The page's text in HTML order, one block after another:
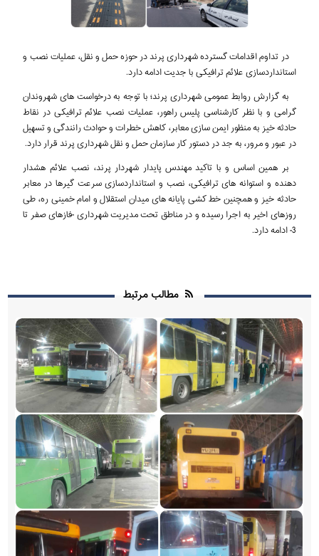
در تداوم اقدامات گسترده شهرداری پرند در حوزه حمل و نقل، عملیات نصب و
استانداردسازی علائم ترافیکی با جدیت ادامه دارد.
به گزارش روابط عمومی شهرداری پرند؛ با توجه به درخواست های شهروندان
گرامی و با نظر کارشناسی پلیس راهور، عملیات نصب علائم ترافیکی در نقاط
حادثه خیز به منظور ایمن سازی معابر، کاهش خطرات و حوادث رانندگی و تسهیل
در عبور و مرور، به جد در دستور کار سازمان حمل و نقل شهرداری پرند قرار دارد.
بر همین اساس و با تاکید مهندس پایدار شهردار پرند، نصب علائم هشدار
دهنده و استوانه های ترافیکی، نصب و استانداردسازی سرعت گیرها در معابر
حادثه خیز و همچنین خط کشی پایانه های میدان استقلال و امام خمینی ره، طی
روزهای اخیر به اجرا رسیده و در مناطق تحت مدیریت شهرداری -فازهای صفر تا
3- ادامه دارد.
مطالب مرتبط